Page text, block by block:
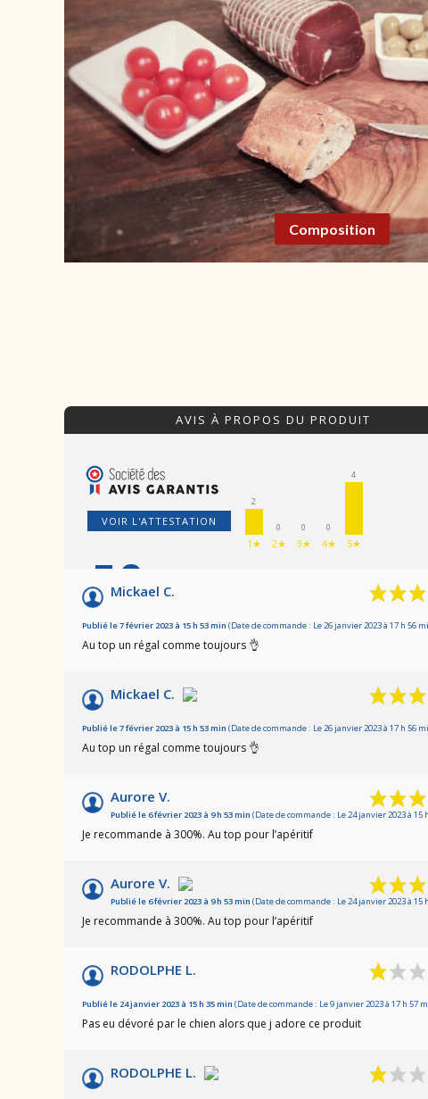
Composition
AVIS À PROPOS DU PRODUIT
VOIR L'ATTESTATION
2
1★
0
2★
0
3★
0
4★
4
5★
7.3/10
Basé sur 6 avis
Mickael C.
Publié le 7 février 2023 à 15 h 53 min (Date de commande : Le 26 janvier 2023 à 17 h 56
Au top un régal comme toujours 👌
Mickael C.
Publié le 7 février 2023 à 15 h 53 min (Date de commande : Le 26 janvier 2023 à 17 h 56
Au top un régal comme toujours 👌
Aurore V.
Publié le 6 février 2023 à 9 h 53 min (Date de commande : Le 24 janvier 2023 à 15
Je recommande à 300%. Au top pour l’apéritif
Aurore V.
Publié le 6 février 2023 à 9 h 53 min (Date de commande : Le 24 janvier 2023 à 15
Je recommande à 300%. Au top pour l’apéritif
RODOLPHE L.
Publié le 24 janvier 2023 à 15 h 35 min (Date de commande : Le 9 janvier 2023 à 17 h 57
Pas eu dévoré par le chien alors que j adore ce produit
RODOLPHE L.